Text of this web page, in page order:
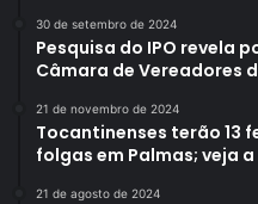
30 de setembro de 2024
Pesquisa do IPO revela
Câmara de Vereadores
21 de novembro de 2024
Tocantinenses terão 13
folgas em Palmas; veja
21 de agosto de 2024